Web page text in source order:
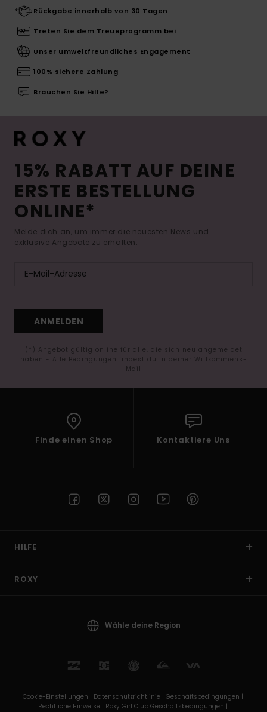
Rückgabe innerhalb von 30 Tagen
Treten Sie dem Treueprogramm bei
Unser umweltfreundliches Engagement
100% sichere Zahlung
Brauchen Sie Hilfe?
15% RABATT AUF DEINE
ERSTE BESTELLUNG
ONLINE*
Melde dich an, um immer die neuesten News und
exklusive Angebote zu erhalten.
ANMELDEN
(*) Angebot gültig online für alle, die sich neu angemeldet
haben - Alle Bedingungen findest du in deiner Willkommens-
Mail
Finde einen Shop Kontaktiere Uns
HILFE
ROXY
Wähle deine Region
Cookie-Einstellungen | Datenschutzrichtlinie | Geschäftsbedingungen |
Rechtliche Hinweise | Roxy Girl Club Geschäftsbedingungen |